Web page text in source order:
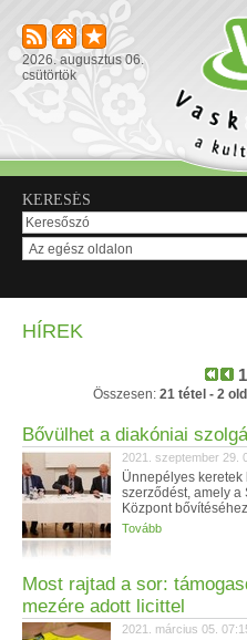
2026. augusztus 06.
csütörtök
KERESÉS
HÍREK
1
Összesen: 21 tétel - 2
Bővülhet a diakóniai
2021. szeptember 29.
Ünnepélyes keretek
szerződést, amely
Központ
Tovább
Most rajtad a sor:
mezére adott licittel
2021. március 05.